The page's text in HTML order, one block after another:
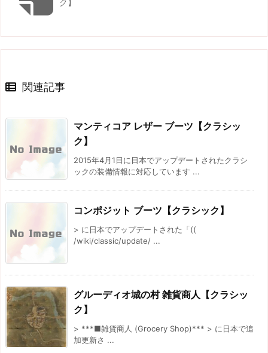
関連記事
マンティコア レザー ブーツ【クラシッ
ク】
2015年4月1日に日本でアップデートされたクラシ
ックの装備情報に対応しています ...
コンポジット ブーツ【クラシック】
> に日本でアップデートされた「((
/wiki/classic/update/ ...
グルーディオ城の村 雑貨商人【クラシッ
ク】
> ***■雑貨商人 (Grocery Shop)*** > に日本で追
加更新さ ...